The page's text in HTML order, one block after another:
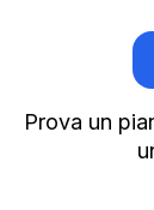
Prova un